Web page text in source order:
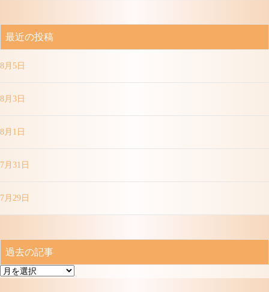
最近の投稿
8月5日
8月3日
8月1日
7月31日
7月29日
過去の記事
過